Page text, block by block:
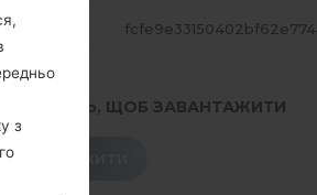
ЩОБ ЗАВАНТАЖИТИ
ЗАВАНТАЖИТИ
з